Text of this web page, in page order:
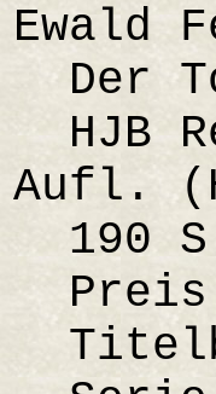
Ewald
Der
HJB
Aufl.
190
Preis: